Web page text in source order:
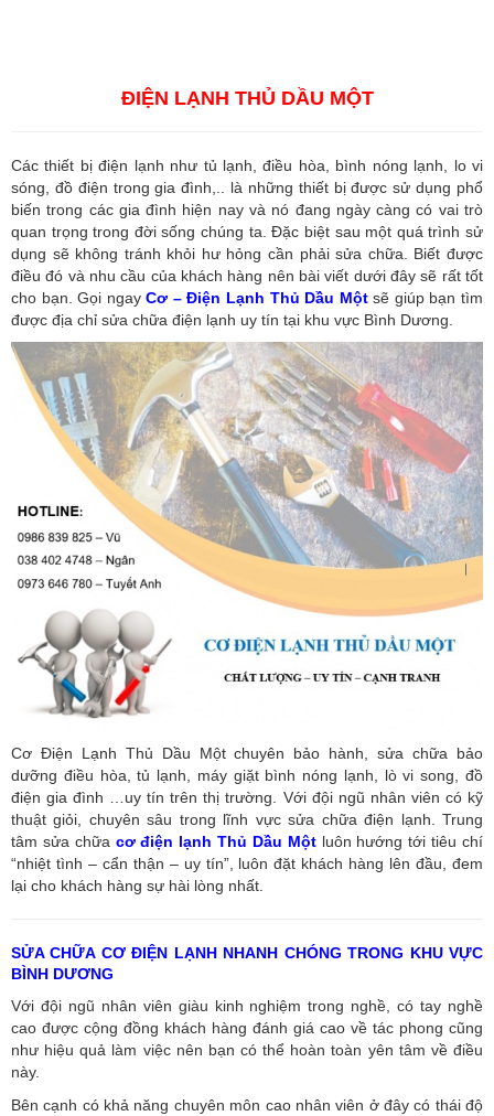
ĐIỆN LẠNH THỦ DẦU MỘT
Các thiết bị điện lạnh như tủ lạnh, điều hòa, bình nóng lạnh, lo vi
sóng, đồ điện trong gia đình,.. là những thiết bị được sử dụng phổ
biến trong các gia đình hiện nay và nó đang ngày càng có vai trò
quan trọng trong đời sống chúng ta. Đặc biệt sau một quá trình sử
dụng sẽ không tránh khỏi hư hỏng cần phải sửa chữa. Biết được
điều đó và nhu cầu của khách hàng nên bài viết dưới đây sẽ rất tốt
cho bạn. Gọi ngayCơ – Điện Lạnh Thủ Dầu Một sẽ giúp bạn tìm
được địa chỉ sửa chữa điện lạnh uy tín tại khu vực Bình Dương.
Cơ Điện Lạnh Thủ Dầu Một chuyên bảo hành, sửa chữa bảo
dưỡng điều hòa, tủ lạnh, máy giặt bình nóng lạnh, lò vi song, đồ
điện gia đình …uy tín trên thị trường. Với đội ngũ nhân viên có kỹ
thuật giỏi, chuyên sâu trong lĩnh vực sửa chữa điện lạnh. Trung
tâm sửa chữa cơ điện lạnh Thủ Dầu Mộtluôn hướng tới tiêu chí
“nhiệt tình – cẩn thận – uy tín”, luôn đặt khách hàng lên đầu, đem
lại cho khách hàng sự hài lòng nhất.
SỬA CHỮA CƠ ĐIỆN LẠNH NHANH CHÓNG TRONG KHU VỰC
BÌNH DƯƠNG
Với đội ngũ nhân viên giàu kinh nghiệm trong nghề, có tay nghề
cao được cộng đồng khách hàng đánh giá cao về tác phong cũng
như hiệu quả làm việc nên bạn có thể hoàn toàn yên tâm về điều
này.
Bên cạnh có khả năng chuyên môn cao nhân viên ở đây có thái độ